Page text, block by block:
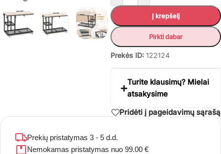
Į krepšelį
Pirkti dabar
Prekės ID: 122124
Turite klausimų? Mielai
atsakysime
Pridėti į pageidavimų sąrašą
Prekių pristatymas 3 - 5 d.d.
Nemokamas pristatymas nuo 99.00 €